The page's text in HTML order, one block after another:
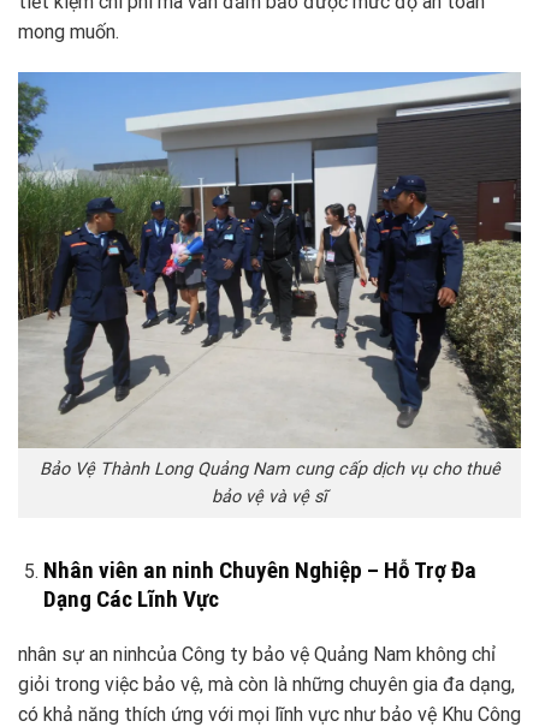
mong muốn.
Bảo Vệ Thành Long Quảng Nam cung cấp dịch vụ cho thuê
bảo vệ và vệ sĩ
Nhân viên an ninh Chuyên Nghiệp – Hỗ Trợ Đa
Dạng Các Lĩnh Vực
nhân sự an ninhcủa Công ty bảo vệ Quảng Nam không chỉ
giỏi trong việc bảo vệ, mà còn là những chuyên gia đa dạng,
có khả năng thích ứng với mọi lĩnh vực như bảo vệ Khu Công